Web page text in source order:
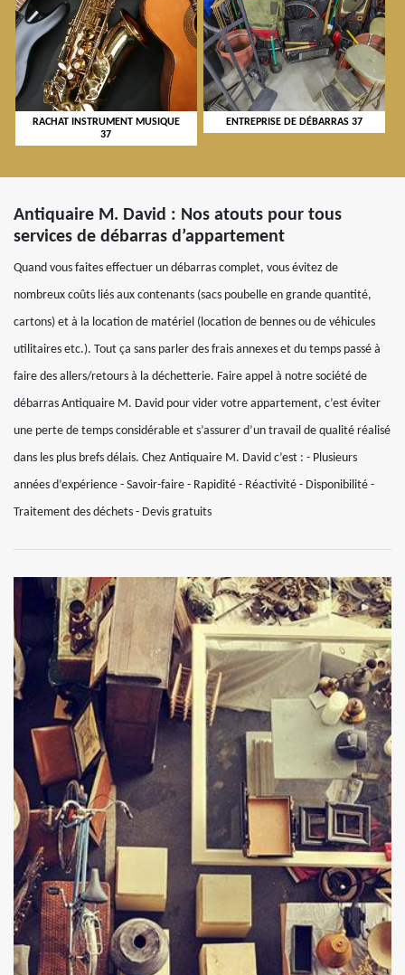
RACHAT INSTRUMENT MUSIQUE
37
ENTREPRISE DE DÉBARRAS 37
Antiquaire M. David : Nos atouts pour tous
services de débarras d’appartement
Quand vous faites effectuer un débarras complet, vous évitez de
nombreux coûts liés aux contenants (sacs poubelle en grande quantité,
cartons) et à la location de matériel (location de bennes ou de véhicules
utilitaires etc.). Tout ça sans parler des frais annexes et du temps passé à
faire des allers/retours à la déchetterie. Faire appel à notre société de
débarras Antiquaire M. David pour vider votre appartement, c’est éviter
une perte de temps considérable et s’assurer d’un travail de qualité réalisé
dans les plus brefs délais. Chez Antiquaire M. David c’est : - Plusieurs
années d’expérience - Savoir-faire - Rapidité - Réactivité - Disponibilité -
Traitement des déchets - Devis gratuits